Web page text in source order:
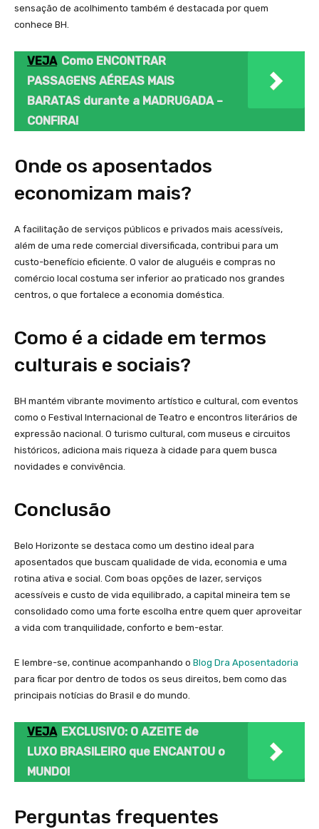
sensação de acolhimento também é destacada por quem
conhece BH.
VEJA Como ENCONTRAR
PASSAGENS AÉREAS MAIS
BARATAS durante a MADRUGADA –
CONFIRA!
Onde os aposentados
economizam mais?
A facilitação de serviços públicos e privados mais acessíveis,
além de uma rede comercial diversificada, contribui para um
custo-benefício eficiente. O valor de aluguéis e compras no
comércio local costuma ser inferior ao praticado nos grandes
centros, o que fortalece a economia doméstica.
Como é a cidade em termos
culturais e sociais?
BH mantém vibrante movimento artístico e cultural, com eventos
como o Festival Internacional de Teatro e encontros literários de
expressão nacional. O turismo cultural, com museus e circuitos
históricos, adiciona mais riqueza à cidade para quem busca
novidades e convivência.
Conclusão
Belo Horizonte se destaca como um destino ideal para
aposentados que buscam qualidade de vida, economia e uma
rotina ativa e social. Com boas opções de lazer, serviços
acessíveis e custo de vida equilibrado, a capital mineira tem se
consolidado como uma forte escolha entre quem quer aproveitar
a vida com tranquilidade, conforto e bem-estar.
E lembre-se, continue acompanhando o Blog Dra Aposentadoria
para ficar por dentro de todos os seus direitos, bem como das
principais notícias do Brasil e do mundo.
VEJA EXCLUSIVO: O AZEITE de
LUXO BRASILEIRO que ENCANTOU o
MUNDO!
Perguntas frequentes